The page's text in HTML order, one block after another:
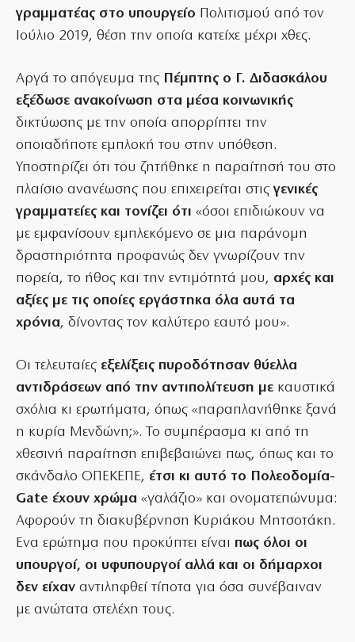
γραμματέας στο υπουργείο Πολιτισμού από τον
Ιούλιο 2019, θέση την οποία κατείχε μέχρι χθες.
Αργά το απόγευμα της Πέμπτης ο Γ. Διδασκάλου
εξέδωσε ανακοίνωση στα μέσα κοινωνικής
δικτύωσης με την οποία απορρίπτει την
οποιαδήποτε εμπλοκή του στην υπόθεση.
Υποστηρίζει ότι του ζητήθηκε η παραίτησή του στο
πλαίσιο ανανέωσης που επιχειρείται στιςγενικές
γραμματείες και τονίζει ότι «όσοι επιδιώκουν να
με εμφανίσουν εμπλεκόμενο σε μια παράνομη
δραστηριότητα προφανώς δεν γνωρίζουν την
πορεία, το ήθος και την εντιμότητά μου, αρχές και
αξίες με τις οποίες εργάστηκα όλα αυτά τα
χρόνια, δίνοντας τον καλύτερο εαυτό μου».
Οι τελευταίες εξελίξεις πυροδότησαν θύελλα
αντιδράσεων από την αντιπολίτευση με καυστικά
σχόλια κι ερωτήματα, όπως «παραπλανήθηκε ξανά
η κυρία Μενδώνη;». Το συμπέρασμα κι από τη
χθεσινή παραίτηση επιβεβαιώνει πως, όπως και το
σκάνδαλο ΟΠΕΚΕΠΕ, έτσι κι αυτό το Πολεοδομία-
Gate έχουν χρώμα «γαλάζιο» και ονοματεπώνυμα:
Αφορούν τη διακυβέρνηση Κυριάκου Μητσοτάκη.
Ενα ερώτημα που προκύπτει είναι πως όλοι οι
υπουργοί, οι υφυπουργοί αλλά και οι δήμαρχοι
δεν είχαν αντιληφθεί τίποτα για όσα συνέβαιναν
με ανώτατα στελέχη τους.